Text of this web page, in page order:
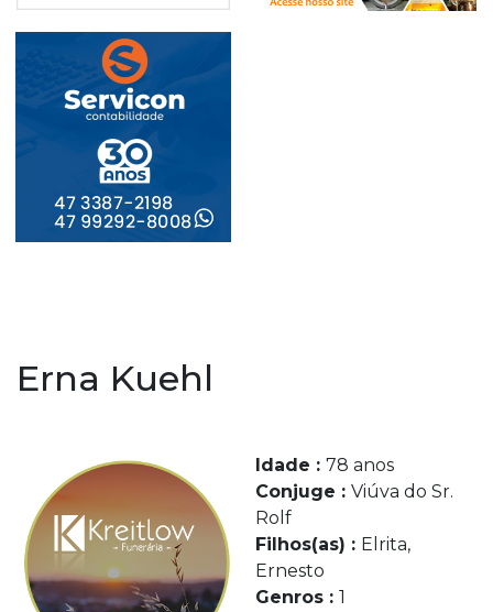
Erna Kuehl
Idade : 78 anos
Conjuge : Viúva do Sr.
Rolf
Filhos(as) : Elrita,
Ernesto
Genros : 1